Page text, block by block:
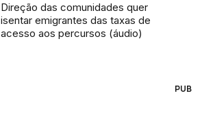
Direção das comunidades quer
isentar emigrantes das taxas de
acesso aos percursos (áudio)
PUB